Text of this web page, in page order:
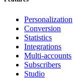
Personalization
Conversion
Statistics
Integrations
Multi-accounts
Subscribers
Studio